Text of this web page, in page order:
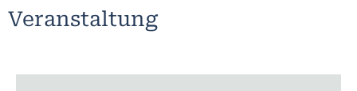
Veranstaltung